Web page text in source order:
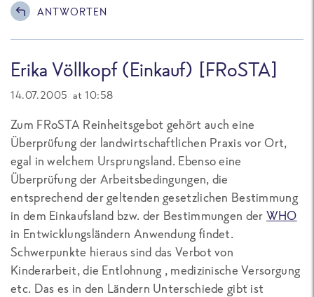
ANTWORTEN
Erika Völlkopf (Einkauf) [FRoSTA]
14.07.2005 at 10:58
Zum FRoSTA Reinheitsgebot gehört auch eine
Überprüfung der landwirtschaftlichen Praxis vor Ort,
egal in welchem Ursprungsland. Ebenso eine
Überprüfung der Arbeitsbedingungen, die
entsprechend der geltenden gesetzlichen Bestimmung
in dem Einkaufsland bzw. der Bestimmungen der WHO
in Entwicklungsländern Anwendung findet.
Schwerpunkte hieraus sind das Verbot von
Kinderarbeit, die Entlohnung , medizinische Versorgung
etc. Das es in den Ländern Unterschiede gibt ist